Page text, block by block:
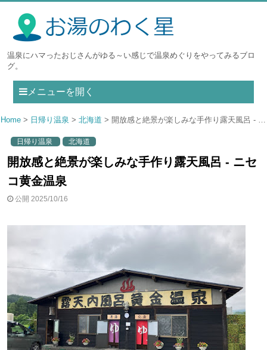
温泉にハマったおじさんがゆる～い感じで温泉めぐりをやってみるブロ
グ。
メニューを開く
Home 日帰り温泉 北海道 開放感と絶景が楽しみな手作り露天風呂 - ニセコ黄金温泉
日帰り温泉 北海道
開放感と絶景が楽しみな手作り露天風呂 - ニセ
コ黄金温泉
公開 2025/10/16